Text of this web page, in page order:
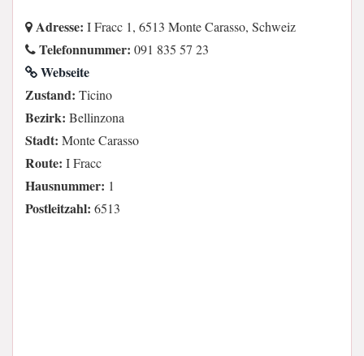
Adresse: I Fracc 1, 6513 Monte Carasso, Schweiz
Telefonnummer: 091 835 57 23
Webseite
Zustand: Ticino
Bezirk: Bellinzona
Stadt: Monte Carasso
Route: I Fracc
Hausnummer: 1
Postleitzahl: 6513